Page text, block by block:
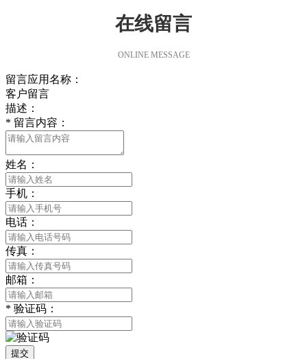
在线留言
ONLINE MESSAGE
留言应用名称：
客户留言
描述：
* 留言内容：
姓名：
手机：
电话：
传真：
邮箱：
* 验证码：
提交